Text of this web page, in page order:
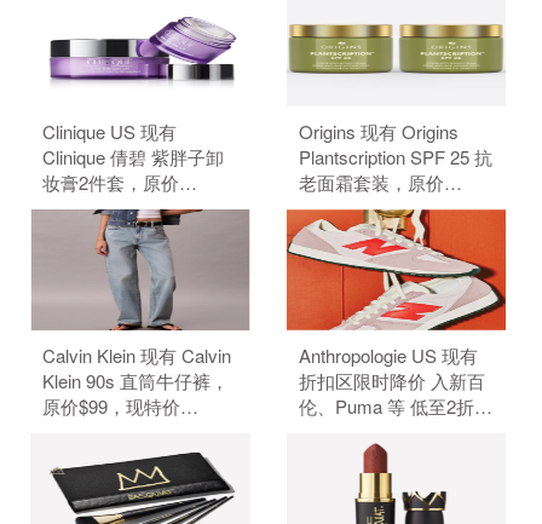
Clinique US 现有
Clinique 倩碧 紫胖子卸
妆膏2件套，原价
$59.00，现特价
$44.00（约297.68
元）。 无需使用优惠
Origins 现有 Origins
Plantscription SPF 25 抗
老面霜套装，原价
$156.00，现特价
$132.00（约893.42
元）。 无需使用优惠
Calvin Klein 现有 Calvin
Klein 90s 直筒牛仔裤，
原价$99，现特价
无需使用优惠码。
Anthropologie US 现有
折扣区限时降价 入新百
伦、Puma 等 低至2折